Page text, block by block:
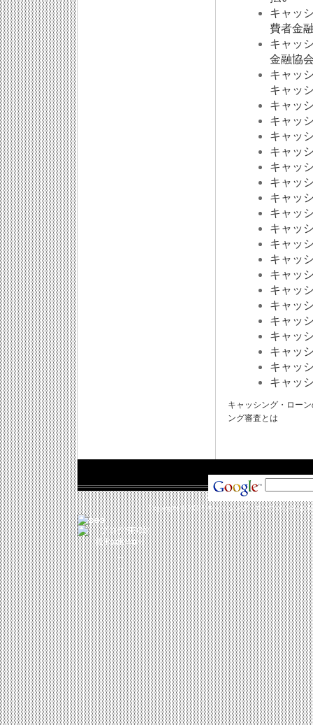
キャッ
費者金
キャッ
金融協
キャッ
キャッ
キャッ
キャッ
キャッ
キャッ
キャッ
キャッ
キャッ
キャッ
キャッ
キャッ
キャッ
キャッ
キャッ
キャッ
キャッ
キャッ
キャッ
キャッ
キャッ
キャッシング・ロー
ング審査とは
Copyright © 2007キャッシング・ローンのいろは
_
_